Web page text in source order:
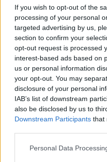
If you wish to opt-out of the
processing of your personal
targeted advertising by us,
section to confirm your
opt-out request is processed
interest-based ads based on
us or personal information
your opt-out. You may
disclosure of your personal
IAB’s list of downstream
also be disclosed by us to
Downstream Participants that
Personal Data
Πριν 6 ημέρες
Εργασίες
Βαρβασίου